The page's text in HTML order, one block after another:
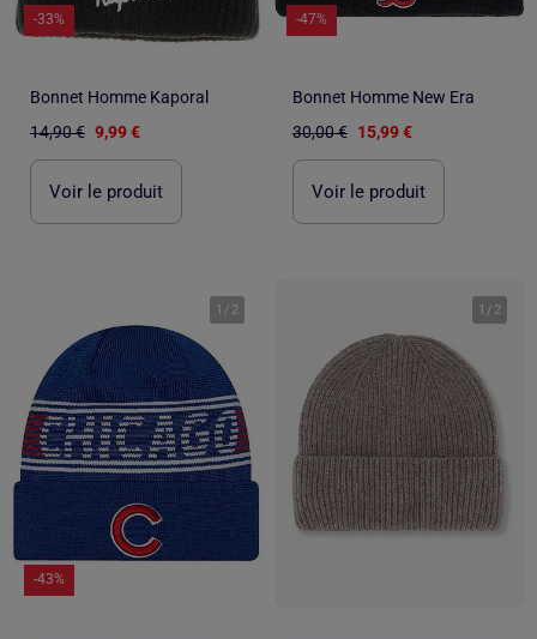
-33%
Bonnet Homme Kaporal
14,90 € 9,99 €
Voir le produit
-47%
Bonnet Homme New Era
30,00 € 15,99 €
Voir le produit
1 / 2
-43%
1 / 2